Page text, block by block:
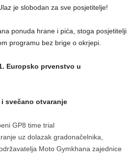
je slobodan za sve posjetitelje!
ponuda hrane i pića, stoga posjetitelji
programu bez brige o okrjepi.
Europsko prvenstvo u
i svečano otvaranje
GP8 time trial
uz dolazak gradonačelnika,
Moto Gymkhana zajednice